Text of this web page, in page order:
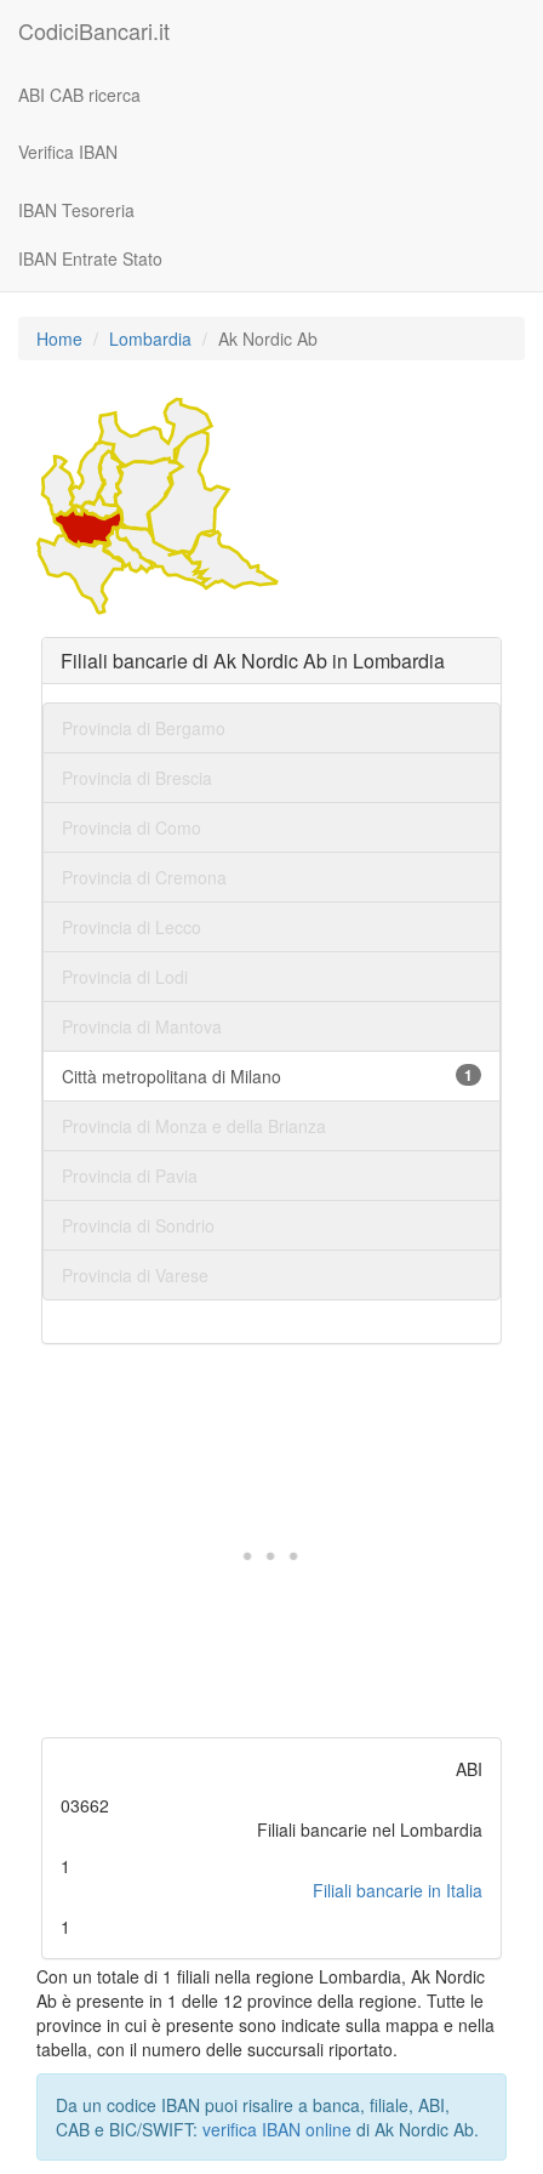
CodiciBancari.it
ABI CAB ricerca
Verifica IBAN
IBAN Tesoreria
IBAN Entrate Stato
Home Lombardia Ak Nordic Ab
Filiali bancarie di Ak Nordic Ab in Lombardia
Provincia di Bergamo
Provincia di Brescia
Provincia di Como
Provincia di Cremona
Provincia di Lecco
Provincia di Lodi
Provincia di Mantova
Città metropolitana di Milano 1
Provincia di Monza e della Brianza
Provincia di Pavia
Provincia di Sondrio
Provincia di Varese
ABI
03662
Filiali bancarie nel Lombardia
1
Filiali bancarie in Italia
1
Con un totale di 1 filiali nella regione Lombardia, Ak Nordic
Ab è presente in 1 delle 12 province della regione. Tutte le
province in cui è presente sono indicate sulla mappa e nella
tabella, con il numero delle succursali riportato.
Da un codice IBAN puoi risalire a banca, filiale, ABI,
CAB e BIC/SWIFT: verifica IBAN online di Ak Nordic Ab.